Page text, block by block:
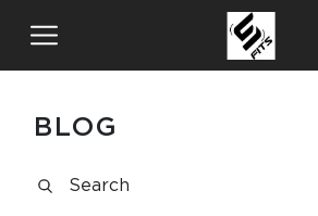
BLOG